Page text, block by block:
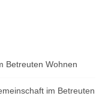
Betreuten Wohnen
im Betreuten